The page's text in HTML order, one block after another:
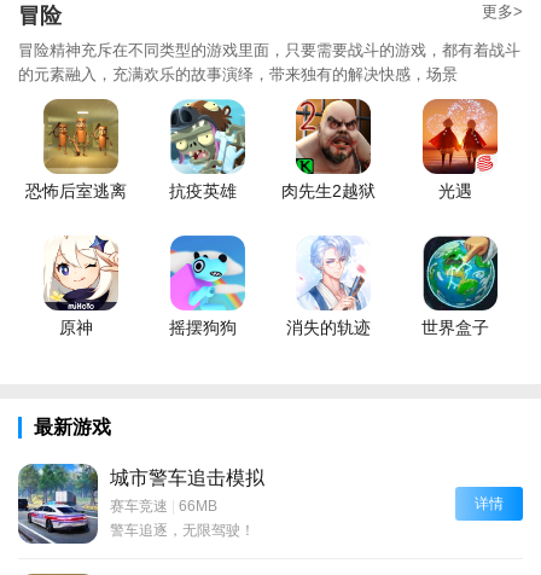
冒险 更多>
冒险精神充斥在不同类型的游戏里面，只要需要战斗的游戏，都有着战斗
的元素融入，充满欢乐的故事演绎，带来独有的解决快感，场景
恐怖后室逃离 抗疫英雄 肉先生2越狱 光遇
原神 摇摆狗狗 消失的轨迹 世界盒子
最新游戏
城市警车追击模拟
赛车竞速 | 66MB
警车追逐，无限驾驶！
详情